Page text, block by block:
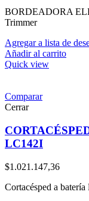
BORDEADORA
Trimmer
Agregar a lista de
Añadir al carrito
Quick view
Comparar
Cerrar
LC142I
$1.021.147,36
Cortacésped a